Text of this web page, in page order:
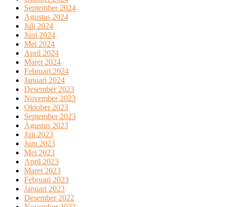
September 2024
Agustus 2024
Juli 2024
Juni 2024
Mei 2024
April 2024
Maret 2024
Februari 2024
Januari 2024
Desember 2023
November 2023
Oktober 2023
September 2023
Agustus 2023
Juli 2023
Juni 2023
Mei 2023
April 2023
Maret 2023
Februari 2023
Januari 2023
Desember 2022